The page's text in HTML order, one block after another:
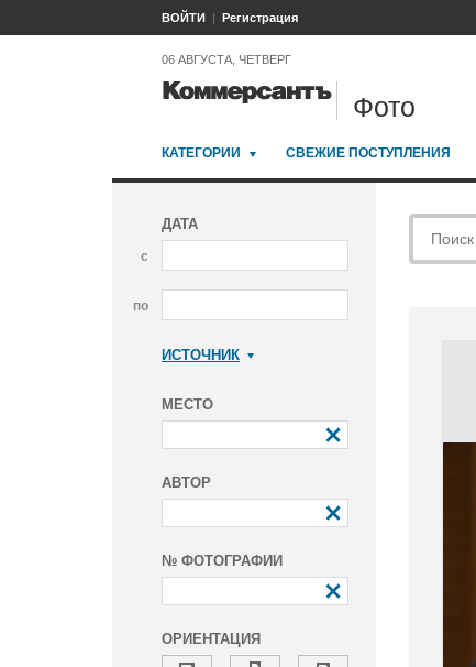
ВОЙТИ Регистрация
06 АВГУСТА, ЧЕТВЕРГ
Фото
КАТЕГОРИИ СВЕЖИЕ ПОСТУПЛЕНИЯ
ДАТА
с
по
ИСТОЧНИК
МЕСТО
АВТОР
№ ФОТОГРАФИИ
ОРИЕНТАЦИЯ